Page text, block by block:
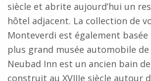
siècle et abrite aujourd’hui un
hôtel adjacent. La collection de
Monteverdi est également
plus grand musée automobile de
Neubad Inn est un ancien bain
construit au XVIIIe siècle autour